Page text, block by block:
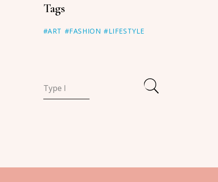
Tags
#ART #FASHION #LIFESTYLE